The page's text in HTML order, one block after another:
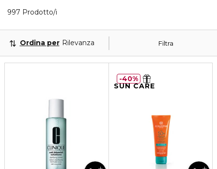
997 Prodotto/i
Filtra
Ordina per Rilevanza
SUN CARE
40%